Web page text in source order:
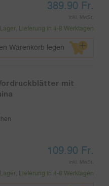
389.90 Fr.
inkl. MwSt.
Lieferung in 4-8 Werktagen
Warenkorb legen
mit
109.90 Fr.
inkl. MwSt.
Lieferung in 4-8 Werktagen